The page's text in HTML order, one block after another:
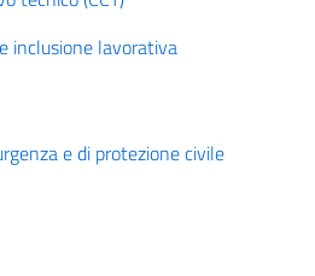
inclusione lavorativa
e di protezione civile